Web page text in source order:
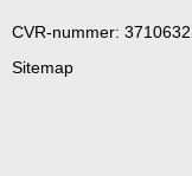
CVR-nummer:
Sitemap